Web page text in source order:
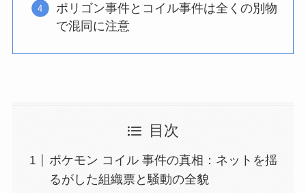
ポリゴン事件とコイル事件は全くの別物
で混同に注意
目次
ポケモン コイル 事件の真相：ネットを揺
るがした組織票と騒動の全貌